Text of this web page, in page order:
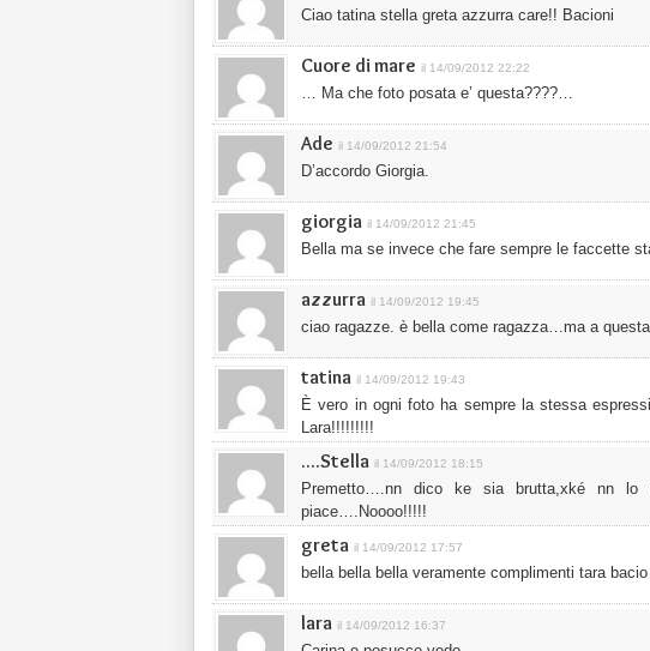
Ciao tatina stella greta azzurra care!! Bacioni
Cuore di mare il 14/09/2012 22:22
… Ma che foto posata e’ questa????…
Ade il 14/09/2012 21:54
D’accordo Giorgia.
giorgia il 14/09/2012 21:45
Bella ma se invece che fare sempre le faccette
azzurra il 14/09/2012 19:45
ciao ragazze. è bella come ragazza…ma a
tatina il 14/09/2012 19:43
È vero in ogni foto ha sempre la stessa
Lara!!!!!!!!!
....Stella il 14/09/2012 18:15
Premetto….nn dico ke sia brutta,xké nn
piace….Noooo!!!!!
greta il 14/09/2012 17:57
bella bella bella veramente complimenti tara
lara il 14/09/2012 16:37